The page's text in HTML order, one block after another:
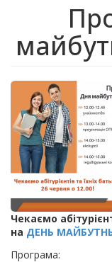
Чекаємо
на ДЕНЬ
Програма: